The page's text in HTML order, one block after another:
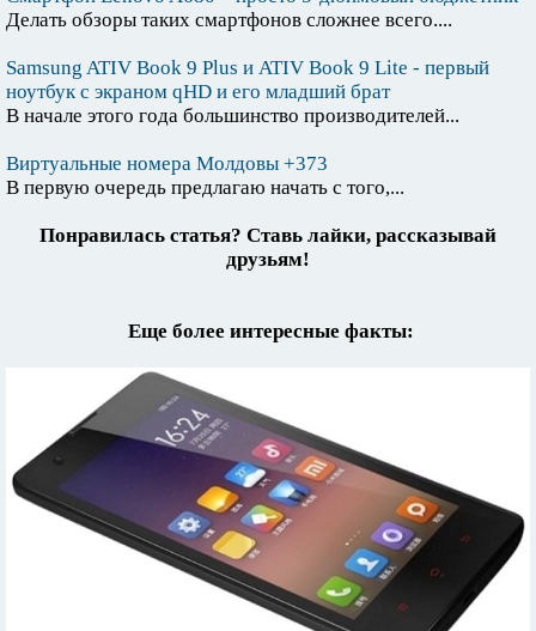
Делать обзоры таких смартфонов сложнее всего....
Samsung ATIV Book 9 Plus и ATIV Book 9 Lite - первый
ноутбук с экраном qHD и его младший брат
В начале этого года большинство производителей...
Виртуальные номера Молдовы +373
В первую очередь предлагаю начать с того,...
Понравилась статья? Ставь лайки, рассказывай
друзьям!
Еще более интересные факты: